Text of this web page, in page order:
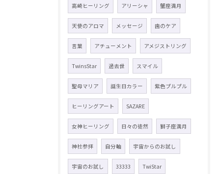
高崎ヒーリング アリーシャ 蟹座満月
天使のアロマ メッセージ 歯のケア
言葉 アチューメント アメジストリング
TwinsStar 過去世 スマイル
聖母マリア 誕生日カラー 紫色プルプル
ヒーリングアート SAZARE
女神ヒーリング 日々の徒然 獅子座満月
神社参拝 自分軸 宇宙からのお試し
宇宙のお試し 33333 TwiStar